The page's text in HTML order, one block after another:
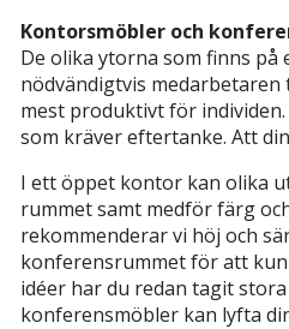
Kontorsmöbler och
De olika ytorna som finns
nödvändigtvis
mest produktivt för
som kräver eftertanke. Att
I ett öppet kontor kan olika
rummet samt medför färg
rekommenderar vi höj och
konferensrummet för att
idéer har du redan tagit
konferensmöbler kan lyfta